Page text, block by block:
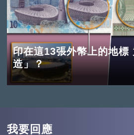
印在這13張外幣上的地標
造」？
我要回應